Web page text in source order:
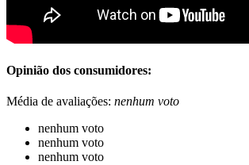
Opinião dos consumidores:
Média de avaliações: nenhum voto
nenhum voto
nenhum voto
nenhum voto